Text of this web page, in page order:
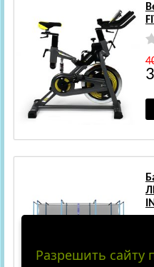
Разрешить сайту